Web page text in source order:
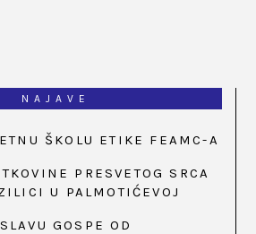
NAJAVE
ŠKOLU ETIKE FEAMC-A
PRESVETOG SRCA
U PALMOTIĆEVOJ
GOSPE OD